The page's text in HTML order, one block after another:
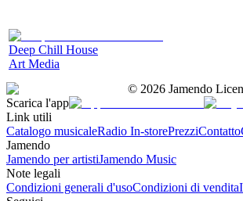
Deep Chill House
Art Media
© 2026 Jamendo
Scarica l'app
Link utili
Catalogo musicaleRadio In-storePrezziContatto
Jamendo
Jamendo per artistiJamendo Music
Note legali
Condizioni generali d'usoCondizioni di vendita